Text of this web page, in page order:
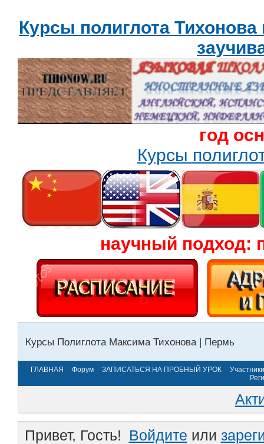
Курсы полиглота
год
Курсы
научный подход:
Курсы Полиглота Максима Тихонова | Пермь
ГЛАВНАЯ Форум ЗАПИСАТЬСЯ НА ПРОБНЫЙ УРОК
Участники
Привет, Гость! Войдите или